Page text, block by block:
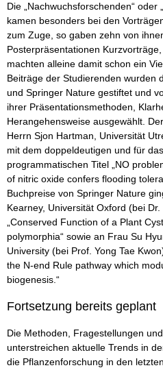
Die „Nachwuchsforschenden“ oder
kamen besonders bei den
zum Zuge, so gaben zehn von
Posterpräsentationen
machten alleine damit schon ein
Beiträge der Studierenden wurden
und Springer Nature gestiftet und
ihrer Präsentationsmethoden,
Herangehensweise ausgewählt.
Herrn Sjon Hartman, Universität
mit dem doppeldeutigen und für
programmatischen Titel „NO
of nitric oxide confers flooding
Buchpreise von Springer Nature
Kearney, Universität Oxford (bei
„Conserved Function of a Plant
polymorphia“ sowie an Frau Su
University (bei Prof. Yong Tae
the N-end Rule pathway which
biogenesis.“
Fortsetzung bereits geplant
Die Methoden, Fragestellungen
unterstreichen aktuelle Trends in
die Pflanzenforschung in den